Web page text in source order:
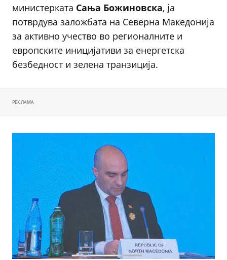
министерката Сања Божиновска, ја
потврдува заложбата на Северна Македонија
за активно учество во регионалните и
европските иницијативи за енергетска
безбедност и зелена транзиција.
РЕКЛАМА